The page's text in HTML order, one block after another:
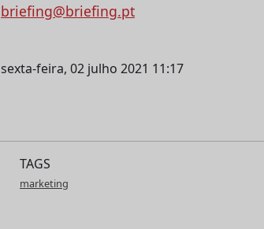
briefing@briefing.pt
sexta-feira, 02 julho 2021 11:17
TAGS
marketing